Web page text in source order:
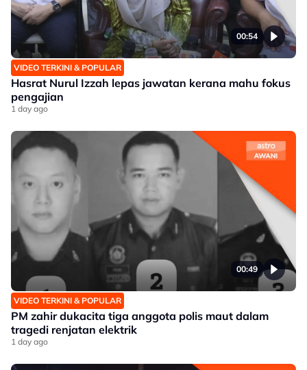
00:54
VIDEO TERKINI & POPULAR
Hasrat Nurul Izzah lepas jawatan kerana mahu fokus
pengajian
1 day ago
00:49
VIDEO TERKINI & POPULAR
PM zahir dukacita tiga anggota polis maut dalam
tragedi renjatan elektrik
1 day ago